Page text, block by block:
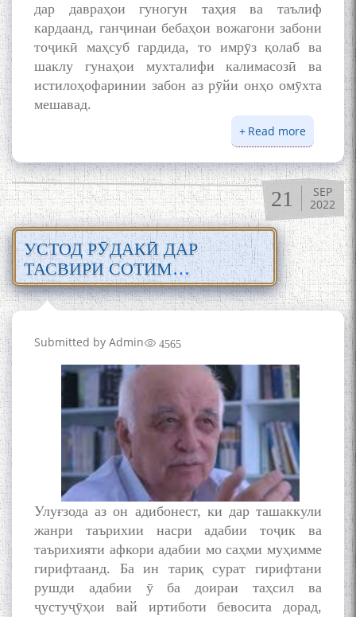
дар давраҳои гуногун таҳия ва таълиф
кардаанд, ганҷинаи бебаҳои вожагони забони
тоҷикӣ маҳсуб гардида, то имрӯз қолаб ва
шаклу гунаҳои мухталифи калимасозӣ ва
истилоҳофаринии забон аз рӯйи онҳо омӯхта
мешавад.
Read more
Бозтоби
осори
Рӯдакӣ
забони
тоҷикӣ
21
SEP
2022
УСТОД РӮДАКӢ ДАР
ТАСВИРИ СОТИМ
УЛУҒЗОДА
Submitted by Admin 4565
Улуғзода аз он адибонест, ки дар ташаккули
жанри таърихии насри адабии тоҷик ва
таърихияти афкори адабии мо саҳми муҳимме
гирифтаанд. Ба ин тариқ сурат гирифтани
рушди адабии ӯ ба доираи таҳсил ва
ҷустуҷӯҳои вай иртиботи бевосита дорад,